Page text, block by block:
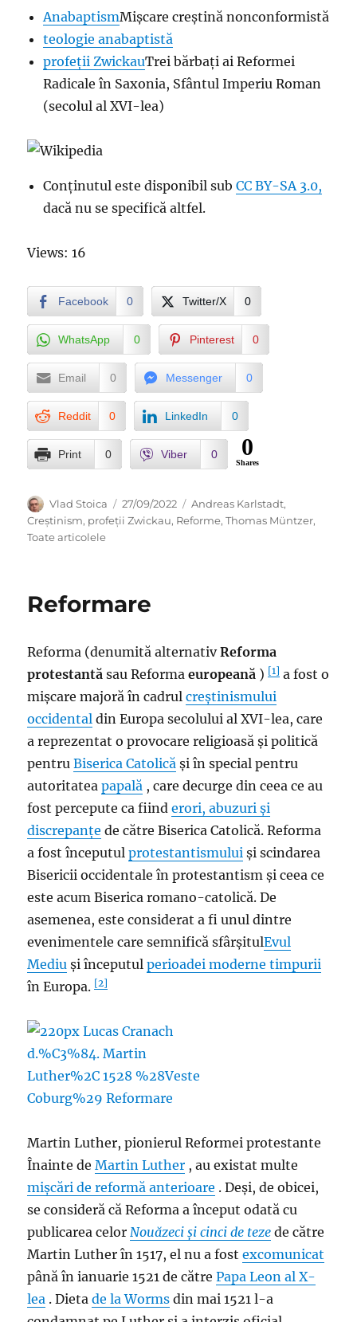
AnabaptismMișcare creștină nonconformistă
teologie anabaptistă
profeții ZwickauTrei bărbați ai Reformei
Radicale în Saxonia, Sfântul Imperiu Roman
(secolul al XVI-lea)
Conținutul este disponibil subCC BY-SA 3.0,
dacă nu se specifică altfel.
Views: 16
Facebook 0 Twitter/X 0
WhatsApp 0 Pinterest 0
Email 0 Messenger 0
Reddit 0 LinkedIn 0
Print 0 Viber 0 0
Shares
Author
Vlad Stoica
Posted
on
27/09/2022 Categories
Andreas Karlstadt,
Creștinism, profeții Zwickau, Reforme,Thomas Müntzer,
Toate articolele
Reformare
Reforma (denumită alternativReforma
protestantă sau Reformaeuropeană )[1] a fost o
mișcare majoră în cadrulcreștinismului
occidental din Europa secolului al XVI-lea, care
a reprezentat o provocare religioasă și politică
pentruBiserica Catolică și în special pentru
autoritateapapală , care decurge din ceea ce au
fost percepute ca fiinderori, abuzuri și
discrepanțe de către Biserica Catolică. Reforma
a fost începutulprotestantismului și scindarea
Bisericii occidentale în protestantism și ceea ce
este acum Biserica romano-catolică. De
asemenea, este considerat a fi unul dintre
evenimentele care semnifică sfârșitulEvul
Mediu și începutulperioadei moderne timpurii
în Europa.[2]
Martin Luther, pionierul Reformei protestante
Înainte deMartin Luther , au existat multe
mișcări de reformă anterioare . Deși, de obicei,
se consideră că Reforma a început odată cu
publicarea celor Nouăzeci și cinci de teze de către
Martin Luther în 1517, el nu a fostexcomunicat
până în ianuarie 1521 de cătrePapa Leon al X-
lea . Dietade la Worms din mai 1521 l-a